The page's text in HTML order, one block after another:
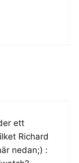
ett
Richard
nedan;) :